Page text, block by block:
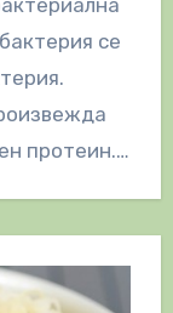
се
протеин.